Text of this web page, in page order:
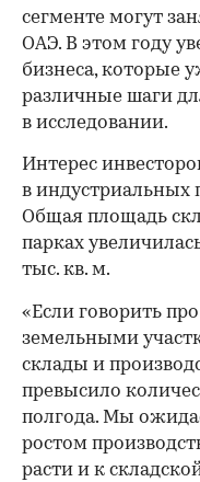
сегменте могут
ОАЭ. В этом году
бизнеса, которые
различные шаги
в исследовании.
Интерес
в индустриальных
Общая площадь
парках
тыс. кв. м.
«Если говорить
земельными
склады и
превысило
полгода. Мы
ростом
расти и к